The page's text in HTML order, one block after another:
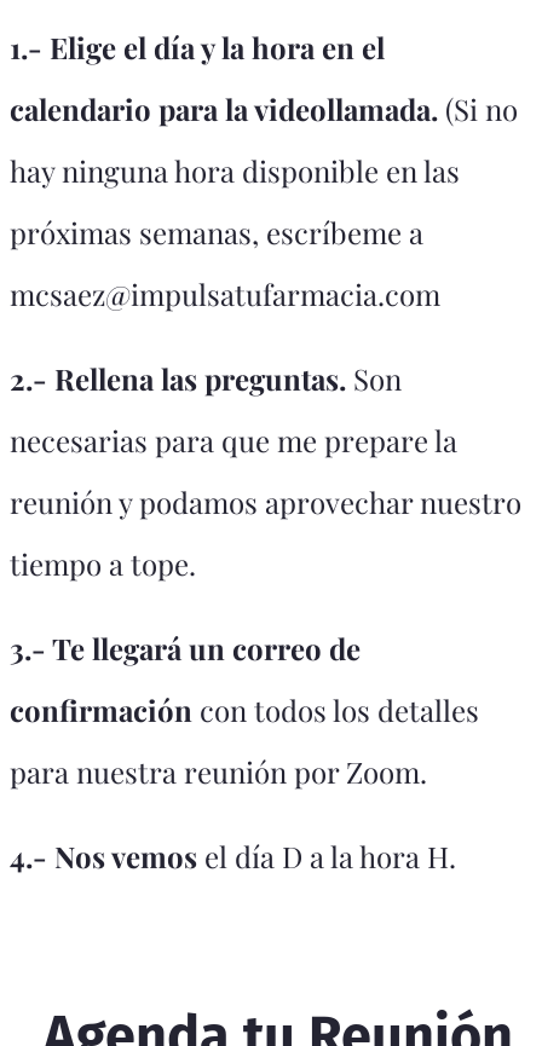
1.- Elige el día y la hora en el
calendario para la videollamada. (Si no
hay ninguna hora disponible en las
próximas semanas, escríbeme a
mcsaez@impulsatufarmacia.com
2.- Rellena las preguntas. Son
necesarias para que me prepare la
reunión y podamos aprovechar nuestro
tiempo a tope.
3.- Te llegará un correo de
confirmación con todos los detalles
para nuestra reunión por Zoom.
4.- Nos vemos el día D a la hora H.